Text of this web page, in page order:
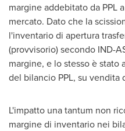
margine addebitato da PPL
mercato. Dato che la
l'inventario di apertura
(provvisorio) secondo IND-
margine, e lo stesso è stato
del bilancio PPL, su vendita
L'impatto una tantum non
margine di inventario nei